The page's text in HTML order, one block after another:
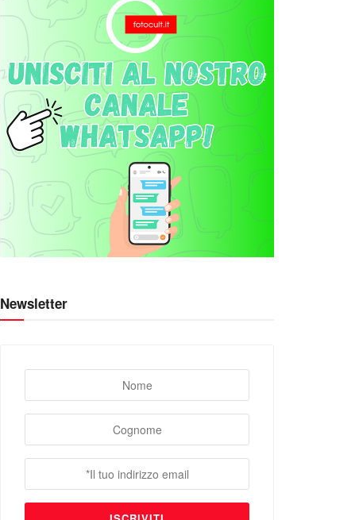
Newsletter